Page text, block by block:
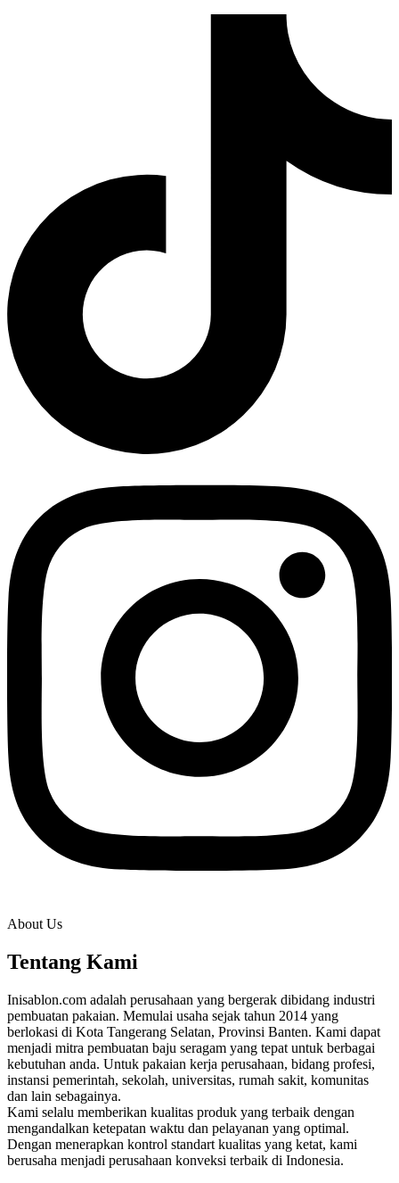
About Us
Tentang Kami
Inisablon.com adalah perusahaan yang bergerak dibidang industri
pembuatan pakaian. Memulai usaha sejak tahun 2014 yang
berlokasi di Kota Tangerang Selatan, Provinsi Banten. Kami dapat
menjadi mitra pembuatan baju seragam yang tepat untuk berbagai
kebutuhan anda. Untuk pakaian kerja perusahaan, bidang profesi,
instansi pemerintah, sekolah, universitas, rumah sakit, komunitas
dan lain sebagainya.
Kami selalu memberikan kualitas produk yang terbaik dengan
mengandalkan ketepatan waktu dan pelayanan yang optimal.
Dengan menerapkan kontrol standart kualitas yang ketat, kami
berusaha menjadi perusahaan konveksi terbaik di Indonesia.